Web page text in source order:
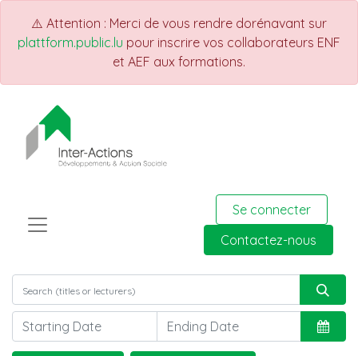
⚠️ Attention : Merci de vous rendre dorénavant sur
plattform.public.lu pour inscrire vos collaborateurs ENF
et AEF aux formations.
Se connecter
Contactez-nous